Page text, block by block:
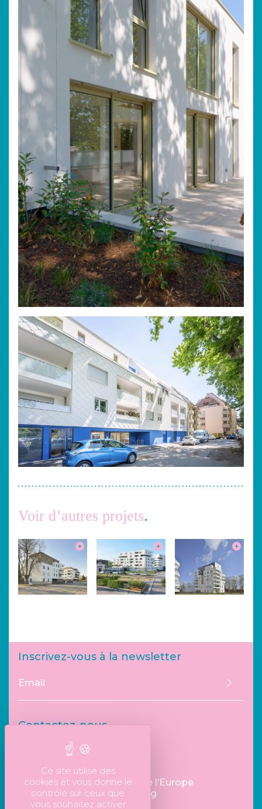
Voir d’autres projets
Inscrivez-vous à la newsletter
Contactez-nous
info67@bik-architecture.fr
Espace Plein Ciel - 5 Allée de l’Europe
67960 Entzheim - Strasbourg
Ce site utilise des
cookies et vous donne le
contrôle sur ceux que
vous souhaitez activer